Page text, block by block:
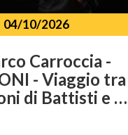
04/10/2026
Carroccia -
- Viaggio tra
le canzoni di Battisti e Mogol